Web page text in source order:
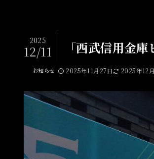
「西武信用金
2025
12/11
お知らせ 2025年11月27日 2025年12